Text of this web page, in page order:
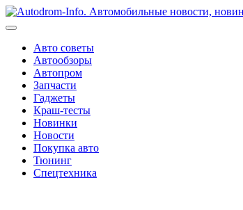
Перейти
к
Авто советы
Автообзоры
Автопром
Запчасти
Гаджеты
Краш-тесты
Новинки
Новости
Покупка авто
Тюнинг
Спецтехника